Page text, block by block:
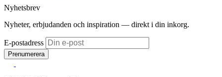
Nyhetsbrev
Nyheter, erbjudanden och inspiration — direkt i din inkorg.
E-postadress
Prenumerera